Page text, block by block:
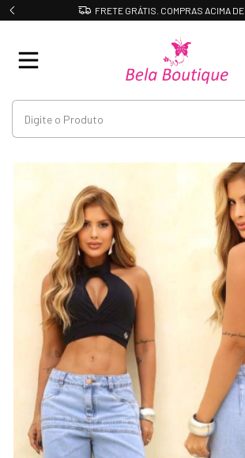
FRETE GRÁTIS. COMPRAS ACIMA DE 200,00